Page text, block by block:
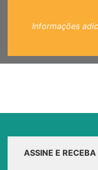
Informações
ASSINE E